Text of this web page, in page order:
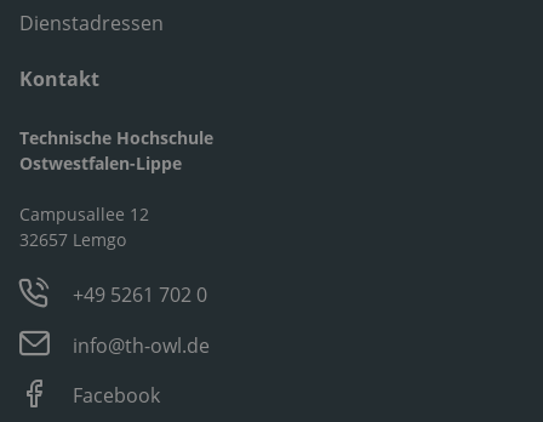
Dienstadressen
Kontakt
Technische Hochschule
Ostwestfalen-Lippe
Campusallee 12
32657 Lemgo
+49 5261 702 0
info@th-owl.de
Facebook